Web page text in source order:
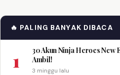
🔥 PALING BANYAK DIBACA
1
30 Akun Ninja Heroes New
Ambil!
3 minggu lalu